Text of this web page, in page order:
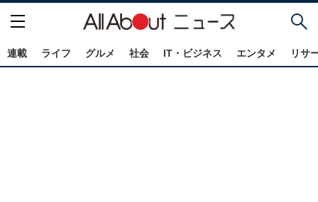
連載 ライフ グルメ 社会 IT・ビジネス エンタメ リサ